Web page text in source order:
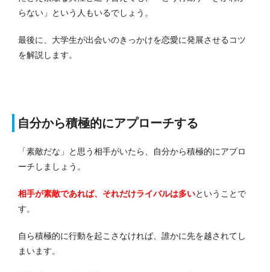
らない」という人もいるでしょう。
最後に、大学生が出会いのきっかけを恋愛に発展させるコツ
を解説します。
自分から積極的にアプローチする
「素敵だな」と思う相手がいたら、自分から積極的にアプロ
ーチしましょう。
相手が素敵であれば、それだけライバルは多いということで
す。
自ら積極的に行動を起こさなければ、誰かに先を越されてし
まいます。